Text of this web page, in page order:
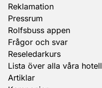
Reklamation
Pressrum
Rolfsbuss appen
Frågor och svar
Reseledarkurs
Lista över alla våra hotell
Artiklar